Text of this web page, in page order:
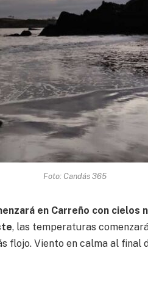
Foto: Candás 365
en Carreño con cielos
, las temperaturas
flojo. Viento en calma al final